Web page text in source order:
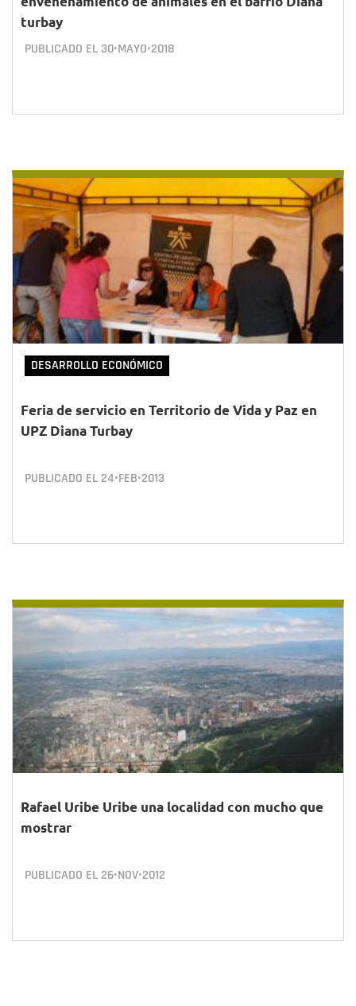
turbay
PUBLICADO EL 30•MAYO•2018
DESARROLLO ECONÓMICO
Feria de servicio en Territorio de Vida y Paz en
UPZ Diana Turbay
PUBLICADO EL 24•FEB•2013
Rafael Uribe Uribe una localidad con mucho que
mostrar
PUBLICADO EL 26•NOV•2012